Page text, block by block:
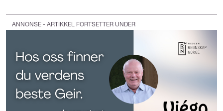
ANNONSE - ARTIKKEL FORTSETTER UNDER